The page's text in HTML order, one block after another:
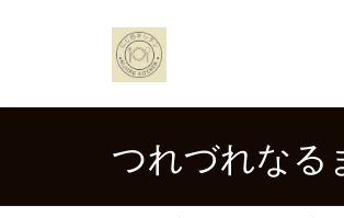
つれづれなる